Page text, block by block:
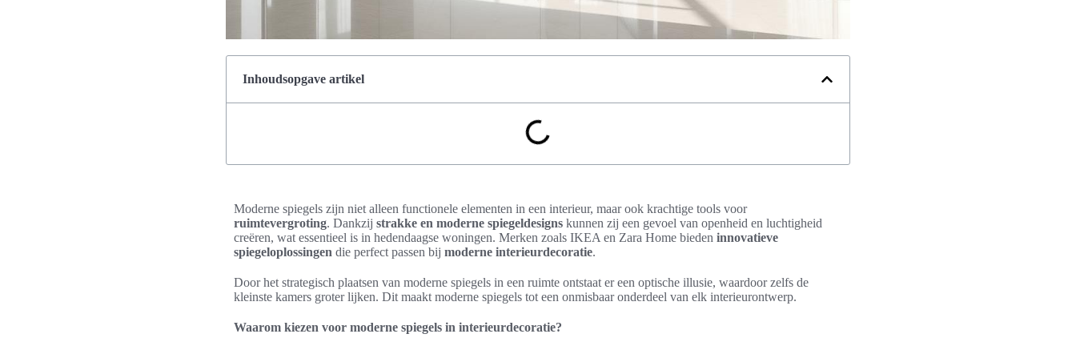
Inhoudsopgave artikel
Moderne spiegels zijn niet alleen functionele elementen in een interieur, maar ook krachtige tools voor
ruimtevergroting. Dankzij strakke en moderne spiegeldesigns kunnen zij een gevoel van openheid en luchtigheid
creëren, wat essentieel is in hedendaagse woningen. Merken zoals IKEA en Zara Home bieden innovatieve
spiegeloplossingen die perfect passen bij moderne interieurdecoratie.
Door het strategisch plaatsen van moderne spiegels in een ruimte ontstaat er een optische illusie, waardoor zelfs de
kleinste kamers groter lijken. Dit maakt moderne spiegels tot een onmisbaar onderdeel van elk interieurontwerp.
Waarom kiezen voor moderne spiegels in interieurdecoratie?